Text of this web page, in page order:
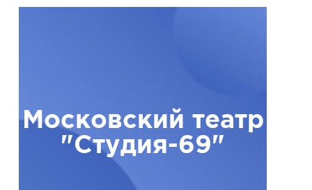
Московский театр
"Студия-69"